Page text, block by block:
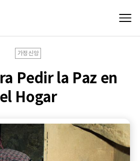
가정신앙
Pedir la Paz en
el Hogar